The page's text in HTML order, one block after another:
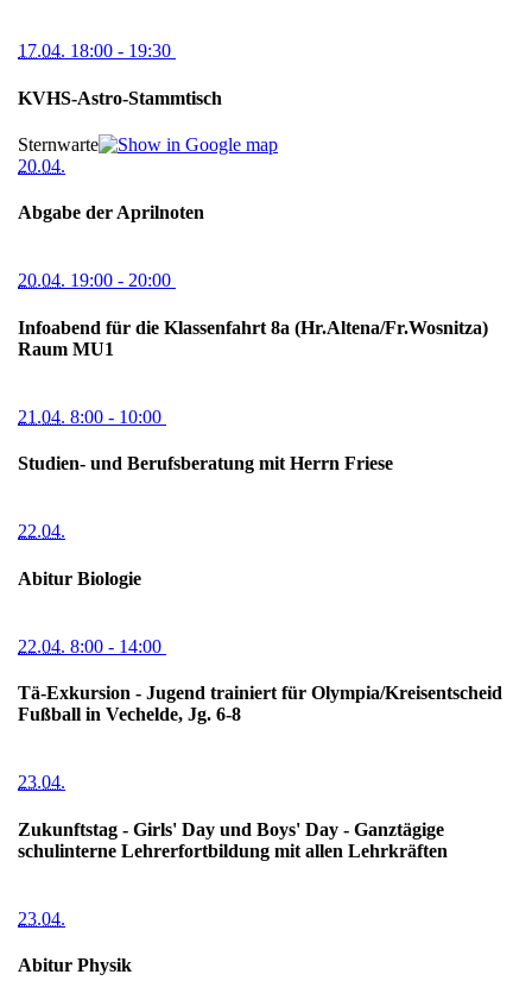
17.04. 18:00 - 19:30
KVHS-Astro-Stammtisch
Sternwarte
20.04.
Abgabe der Aprilnoten
20.04. 19:00 - 20:00
Infoabend für die Klassenfahrt 8a (Hr.Altena/Fr.Wosnitza)
Raum MU1
21.04. 8:00 - 10:00
Studien- und Berufsberatung mit Herrn Friese
22.04.
Abitur Biologie
22.04. 8:00 - 14:00
Tä-Exkursion - Jugend trainiert für Olympia/Kreisentscheid
Fußball in Vechelde, Jg. 6-8
23.04.
Zukunftstag - Girls' Day und Boys' Day - Ganztägige
schulinterne Lehrerfortbildung mit allen Lehrkräften
23.04.
Abitur Physik